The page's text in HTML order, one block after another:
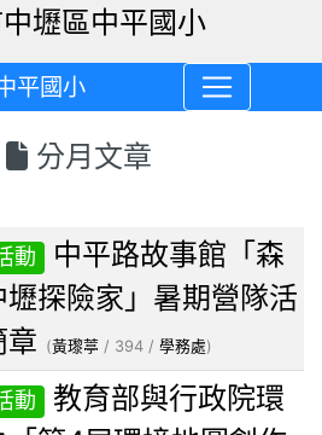
平國小
分月文章
動
中平路故事館「森
探險家」暑期營隊活
章 (黃瓈葶 / 394 / 學務處)
動
教育部與行政院環